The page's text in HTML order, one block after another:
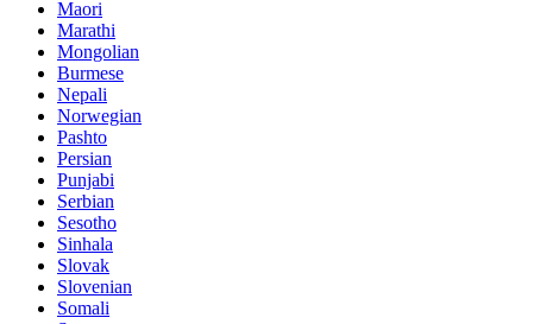
Maori
Marathi
Mongolian
Burmese
Nepali
Norwegian
Pashto
Persian
Punjabi
Serbian
Sesotho
Sinhala
Slovak
Slovenian
Somali